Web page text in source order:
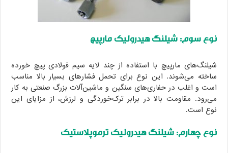
سوم: شیلنگ هیدرولیک مارپیچ
مارپیچ با استفاده از چند لایه سیم فولادی پیچ خورده
می‌شوند. این نوع برای تحمل فشارهای بسیار بالا مناسب
و اغلب در حفاری‌های سنگین و ماشین‌آلات بزرگ صنعتی به کار
مقاومت بالا در برابر ترک‌خوردگی و لرزش، از مزایای این
است.
چهارم: شیلنگ هیدرولیک ترموپلاستیک